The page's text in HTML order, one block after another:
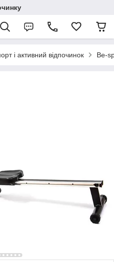
і активний відпочинок Be-